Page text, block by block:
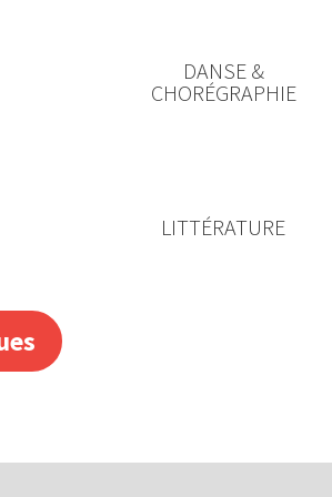
DANSE &
CHORÉGRAPHIE
LITTÉRATURE